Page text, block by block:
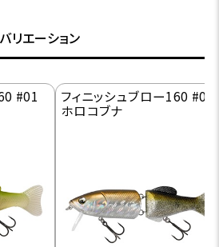
バリエーション
#01
フィニッシュブロー160 #02
ホロコブナ